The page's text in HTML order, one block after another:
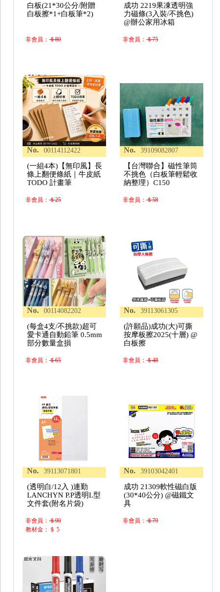
白板(21*30公分/附贈
白板擦*1+白板筆*2)
非會員：＄80
成功 2219果凍透明強
力磁條(3入裝/不挑色)
@辦公家用冰箱
非會員：＄75
No. 00114112422
(一組4本)【無印風】長
條上翻便條紙｜牛皮紙
TODO 計畫筆
非會員：＄25
No. 39109082807
【台灣聯合】磁性筆筒
不挑色（白板筆輕鬆收
納整理）C150
非會員：＄58
No. 00114082202
(每盒4支/不挑款)超可
愛卡通自動鉛筆 0.5mm
部分數量盒損
非會員：＄65
No. 39113061305
(許願品)成功(大)可撕
按摩板擦2025(十層) @
白板擦
非會員：＄48
No. 39113071801
(透明白/12入 )連勤
LANCHYN P.P透明L型
文件套(附名片袋)
非會員：＄90
教材金：＄ 5
No. 39103042401
成功 21309軟性磁白版
(30*40公分) @磁鐵文
具
非會員：＄79